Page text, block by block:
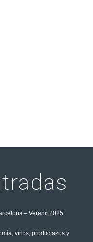
– Verano 2025
vinos, productazos y